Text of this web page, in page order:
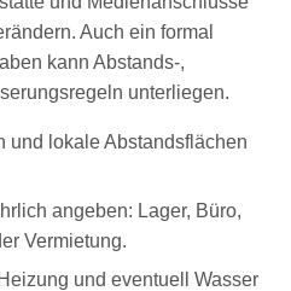
Auch ein formal
kann Abstands-,
unterliegen.
und lokale Abstandsflächen
angeben: Lager, Büro,
Vermietung.
und eventuell Wasser